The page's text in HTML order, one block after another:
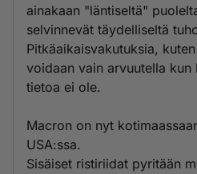
ainakaan "läntiseltä"
selvinnevät täydelliseltä
Pitkäaikaisvakutuksia,
voidaan vain arvuutella kun
tietoa ei ole.
Macron on nyt
USA:ssa.
Sisäiset ristiriidat pyritään